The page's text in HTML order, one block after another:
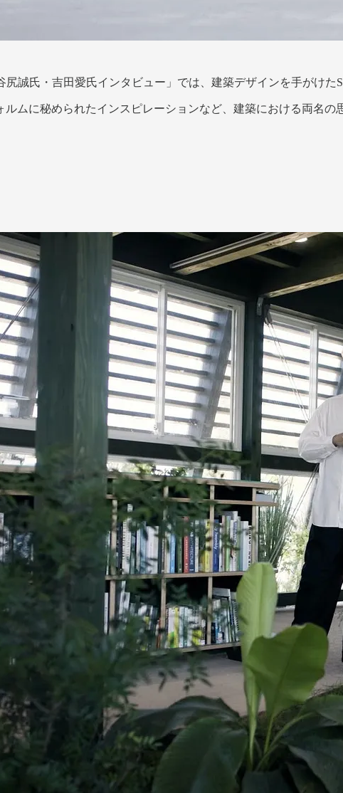
誠氏・吉田愛氏インタビュー」では、建築デザインを手がけた
ムに秘められたインスピレーションなど、建築における両名の